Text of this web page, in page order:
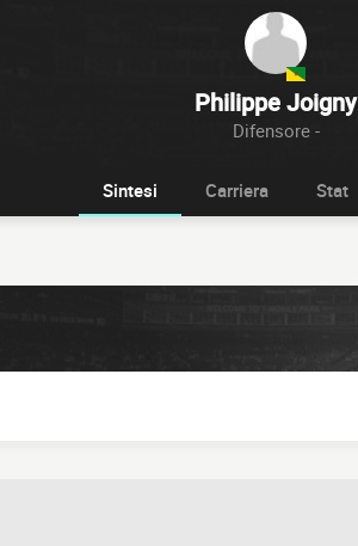
Philippe Joigny
Difensore -
Sintesi Carriera Stat